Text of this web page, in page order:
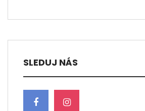
SLEDUJ NÁS